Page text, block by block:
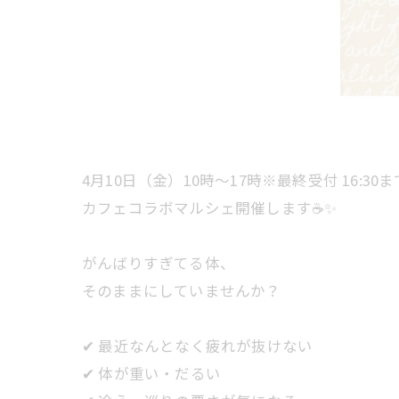
4月10日（金）10時〜17時※最終受付 16:30ま
カフェコラボマルシェ開催します☕✨
がんばりすぎてる体、
そのままにしていませんか？
✔ 最近なんとなく疲れが抜けない
✔ 体が重い・だるい